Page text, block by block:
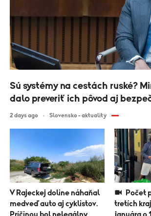
V Rajeckej doline náhaňal
medveď auto aj cyklistov.
tretích
Sú systémy na cestách ruské?
dalo preveriť ich pôvod aj
2 days ago Slovensko - aktuality